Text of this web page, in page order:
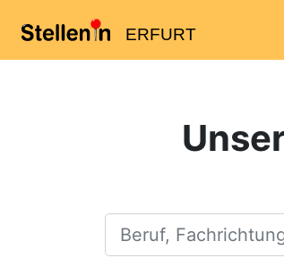
ERFURT
Beruf, Fachrichtung, Firma